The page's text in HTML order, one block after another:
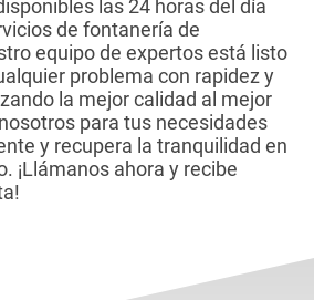
las 24 horas del día
de fontanería de
equipo de expertos está listo
problema con rapidez y
la mejor calidad al mejor
para tus necesidades
y recupera la tranquilidad en
¡Llámanos ahora y recibe